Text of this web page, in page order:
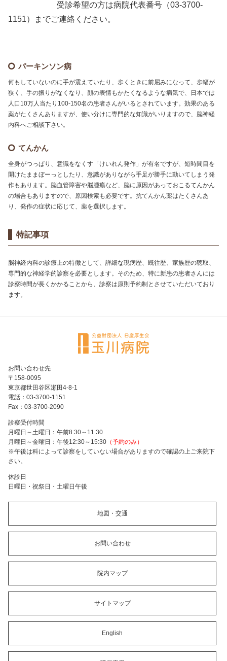
受診希望の方は病院代表番号 （03-3700-
1151）
までご連絡ください。
パーキンソン病
何もしていないのに手が震えていたり、歩くときに前屈みになって、歩幅が
狭く、手の振りがなくなり、顔の表情もかたくなるような病気で、日本では
人口10万人当たり100-150名の患者さんがいるとされています。効果のある
薬がたくさんありますが、使い分けに専門的な知識がいりますので、脳神経
内科へご相談下さい。
てんかん
全身がつっぱり、意識をなくす「けいれん発作」が有名ですが、短時間目を
開けたままぼーっとしたり、意識がありながら手足が勝手に動いてしまう発
作もあります。脳血管障害や脳腫瘍など、脳に原因があっておこるてんかん
の場合もありますので、原因検索も必要です。抗てんかん薬はたくさんあ
り、発作の症状に応じて、薬を選択します。
特記事項
脳神経内科の診療上の特徴として、詳細な現病歴、既往歴、家族歴の聴取、
専門的な神経学的診察を必要とします。そのため、特に新患の患者さんには
診察時間が長くかかることから、診察は原則予約制とさせていただいており
ます。
お問い合わせ先
〒158-0095
東京都世田谷区瀬田4-8-1
電話：03-3700-1151
Fax：03-3700-2090
診察受付時間
月曜日～土曜日：午前8:30～11:30
月曜日～金曜日：午後12:30～15:30 （予約のみ）
※午後は科によって診察をしていない場合がありますので確認の上ご来院下
さい。
休診日
日曜日・祝祭日・土曜日午後
地図・交通
お問い合わせ
院内マップ
サイトマップ
English